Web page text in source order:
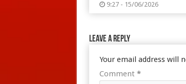
9:27 - 15/06/2026
Leave a Reply
Your email address will
Comment *